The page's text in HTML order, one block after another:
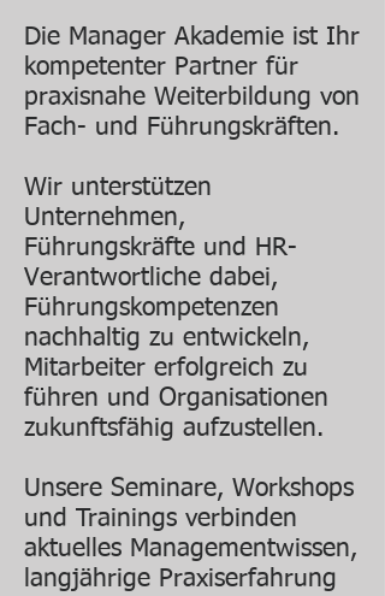
Die Manager Akademie ist Ihr
kompetenter Partner für
praxisnahe Weiterbildung von
Fach- und Führungskräften.
Wir unterstützen
Unternehmen,
Führungskräfte und HR-
Verantwortliche dabei,
Führungskompetenzen
nachhaltig zu entwickeln,
Mitarbeiter erfolgreich zu
führen und Organisationen
zukunftsfähig aufzustellen.
Unsere Seminare, Workshops
und Trainings verbinden
aktuelles Managementwissen,
langjährige Praxiserfahrung